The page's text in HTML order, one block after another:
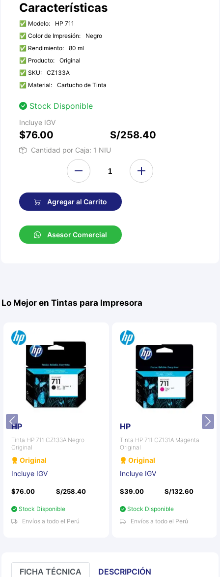
Características
✅ Modelo:
HP 711
✅ Color de Impresión:
Negro
✅ Rendimiento:
80 ml
✅ Producto:
Original
✅ SKU:
CZ133A
✅ Material:
Cartucho de Tinta
Stock Disponible
Incluye IGV
$76.00 S/258.40
Cantidad por Caja: 1 NIU
Agregar al Carrito
Asesor Comercial
Lo Mejor en Tintas para Impresora
HP
Tinta HP 711 CZ133A Negro
Original
Original
Incluye IGV
$76.00 S/258.40
Stock Disponible
Envíos a todo el Perú
HP
Tinta HP 711 CZ131A Magenta
Original
Original
Incluye IGV
$39.00 S/132.60
Stock Disponible
Envíos a todo el Perú
FICHA TÉCNICA DESCRIPCIÓN